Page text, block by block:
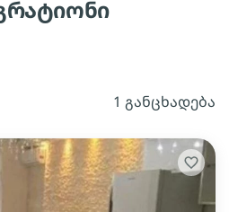
1 განცხადება